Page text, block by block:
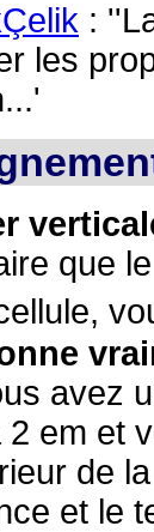
:
les
que
avez
2 em et
de
et le